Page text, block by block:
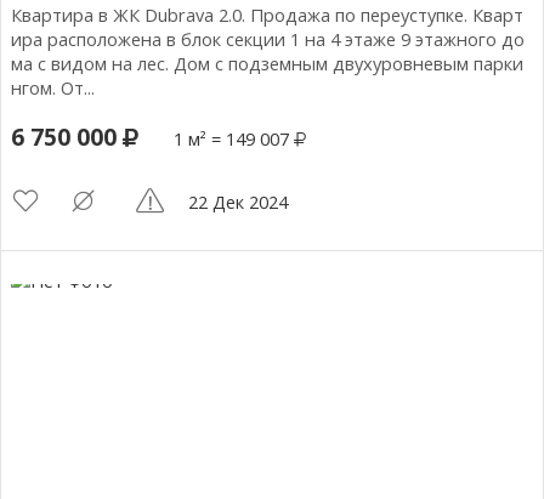
Квартира в ЖК Dubrаvа 2.0. Продажа по переуступке. Кварт
ира расположена в блок секции 1 на 4 этаже 9 этажного до
ма с видом на лес. Дом с подземным двухуровневым парки
нгом. От...
6 750 000 1 м² = 149 007
22 Дек 2024